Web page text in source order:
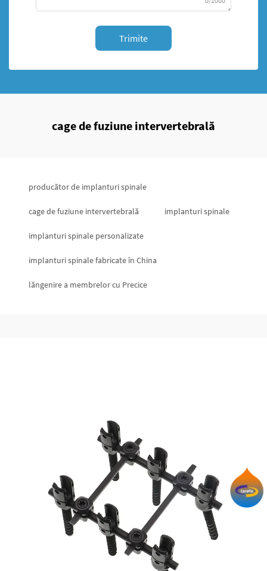
Trimite
cage de fuziune intervertebrală
producător de implanturi spinale
cage de fuziune intervertebrală implanturi spinale
implanturi spinale personalizate
implanturi spinale fabricate în China
lăngenire a membrelor cu Precice